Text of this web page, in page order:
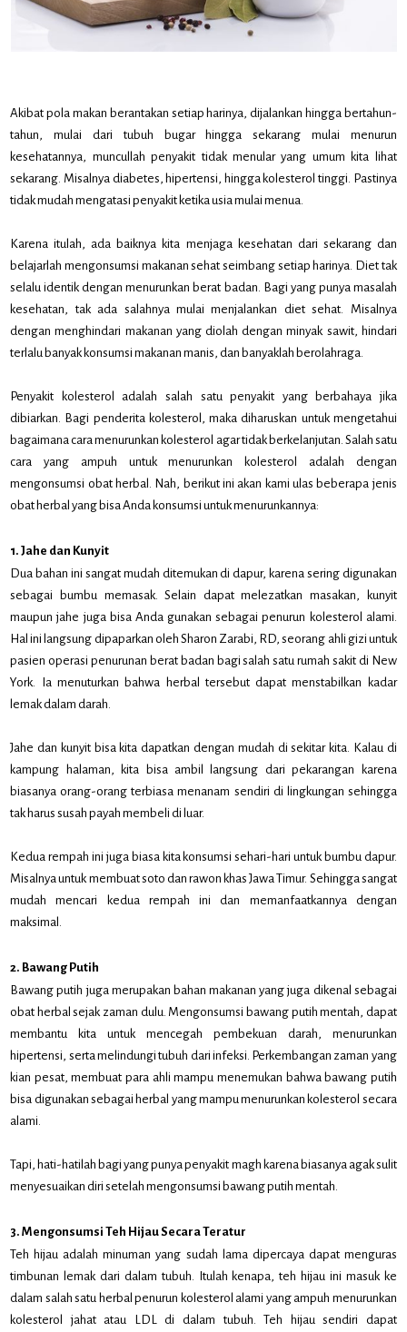
Akibat pola makan berantakan setiap harinya, dijalankan hingga bertahun-
tahun, mulai dari tubuh bugar hingga sekarang mulai menurun
kesehatannya, muncullah penyakit tidak menular yang umum kita lihat
sekarang. Misalnya diabetes, hipertensi, hingga kolesterol tinggi. Pastinya
tidak mudah mengatasi penyakit ketika usia mulai menua.
Karena itulah, ada baiknya kita menjaga kesehatan dari sekarang dan
belajarlah mengonsumsi makanan sehat seimbang setiap harinya. Diet tak
selalu identik dengan menurunkan berat badan. Bagi yang punya masalah
kesehatan, tak ada salahnya mulai menjalankan diet sehat. Misalnya
dengan menghindari makanan yang diolah dengan minyak sawit, hindari
terlalu banyak konsumsi makanan manis, dan banyaklah berolahraga.
Penyakit kolesterol adalah salah satu penyakit yang berbahaya jika
dibiarkan. Bagi penderita kolesterol, maka diharuskan untuk mengetahui
bagaimana cara menurunkan kolesterol agar tidak berkelanjutan. Salah satu
cara yang ampuh untuk menurunkan kolesterol adalah dengan
mengonsumsi obat herbal. Nah, berikut ini akan kami ulas beberapa jenis
obat herbal yang bisa Anda konsumsi untuk menurunkannya:
1. Jahe dan Kunyit
Dua bahan ini sangat mudah ditemukan di dapur, karena sering digunakan
sebagai bumbu memasak. Selain dapat melezatkan masakan, kunyit
maupun jahe juga bisa Anda gunakan sebagai penurun kolesterol alami.
Hal ini langsung dipaparkan oleh Sharon Zarabi, RD, seorang ahli gizi untuk
pasien operasi penurunan berat badan bagi salah satu rumah sakit di New
York. Ia menuturkan bahwa herbal tersebut dapat menstabilkan kadar
lemak dalam darah.
Jahe dan kunyit bisa kita dapatkan dengan mudah di sekitar kita. Kalau di
kampung halaman, kita bisa ambil langsung dari pekarangan karena
biasanya orang-orang terbiasa menanam sendiri di lingkungan sehingga
tak harus susah payah membeli di luar.
Kedua rempah ini juga biasa kita konsumsi sehari-hari untuk bumbu dapur.
Misalnya untuk membuat soto dan rawon khas Jawa Timur. Sehingga sangat
mudah mencari kedua rempah ini dan memanfaatkannya dengan
maksimal.
2. Bawang Putih
Bawang putih juga merupakan bahan makanan yang juga dikenal sebagai
obat herbal sejak zaman dulu. Mengonsumsi bawang putih mentah, dapat
membantu kita untuk mencegah pembekuan darah, menurunkan
hipertensi, serta melindungi tubuh dari infeksi. Perkembangan zaman yang
kian pesat, membuat para ahli mampu menemukan bahwa bawang putih
bisa digunakan sebagai herbal yang mampu menurunkan kolesterol secara
alami.
Tapi, hati-hatilah bagi yang punya penyakit magh karena biasanya agak sulit
menyesuaikan diri setelah mengonsumsi bawang putih mentah.
3. Mengonsumsi Teh Hijau Secara Teratur
Teh hijau adalah minuman yang sudah lama dipercaya dapat menguras
timbunan lemak dari dalam tubuh. Itulah kenapa, teh hijau ini masuk ke
dalam salah satu herbal penurun kolesterol alami yang ampuh menurunkan
kolesterol jahat atau LDL di dalam tubuh. Teh hijau sendiri dapat